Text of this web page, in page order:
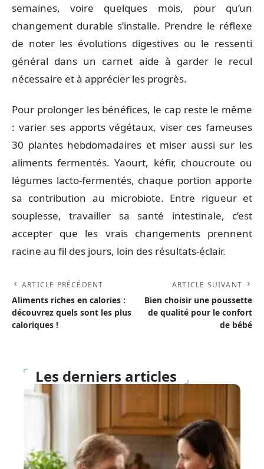
semaines, voire quelques mois, pour qu’un
changement durable s’installe. Prendre le réflexe
de noter les évolutions digestives ou le ressenti
général dans un carnet aide à garder le recul
nécessaire et à apprécier les progrès.
Pour prolonger les bénéfices, le cap reste le même
: varier ses apports végétaux, viser ces fameuses
30 plantes hebdomadaires et miser aussi sur les
aliments fermentés. Yaourt, kéfir, choucroute ou
légumes lacto-fermentés, chaque portion apporte
sa contribution au microbiote. Entre rigueur et
souplesse, travailler sa santé intestinale, c’est
accepter que les vrais changements prennent
racine au fil des jours, loin des résultats-éclair.
ARTICLE PRÉCÉDENT
Aliments riches en calories :
découvrez quels sont les plus
caloriques !
ARTICLE SUIVANT
Bien choisir une poussette
de qualité pour le confort
de bébé
Les derniers articles